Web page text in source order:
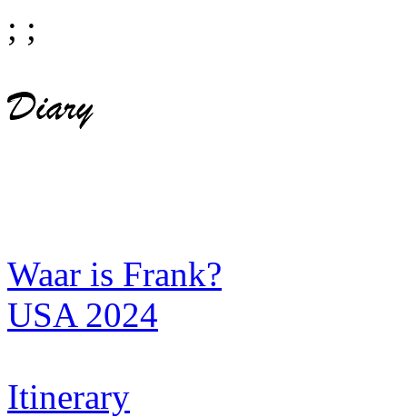
; ;
Waar is Frank?
USA 2024
Itinerary